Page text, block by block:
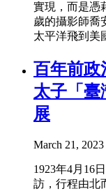
實現，而是憑
歲的攝影師喬
太平洋飛到美
百年前政
太子「臺
展
March 21, 2023
1923年4月16
訪，行程由北